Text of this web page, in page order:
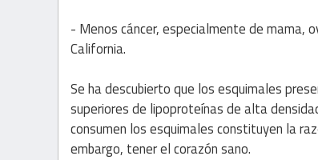
- Menos cáncer, especialmente de mama,
California.
Se ha descubierto que los esquimales
superiores de lipoproteínas de alta
consumen los esquimales constituyen la
embargo, tener el corazón sano.